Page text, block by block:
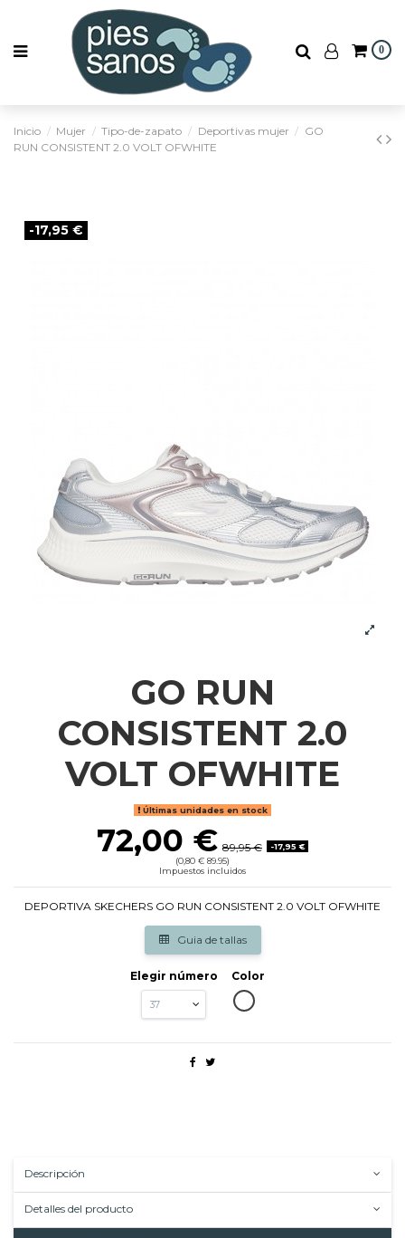
0
Inicio Mujer Tipo-de-zapato Deportivas mujer
GO
RUN CONSISTENT 2.0 VOLT OFWHITE
-17,95 €
GO RUN
CONSISTENT 2.0
VOLT OFWHITE
Últimas unidades en stock
72,00 € 89,95 €
-17,95 €
(0,80 € 89.95)
Impuestos incluidos
DEPORTIVA SKECHERS GO RUN CONSISTENT 2.0 VOLT OFWHITE
Guia de tallas
Elegir número
Color
OFWHITTE
Descripción
Detalles del producto